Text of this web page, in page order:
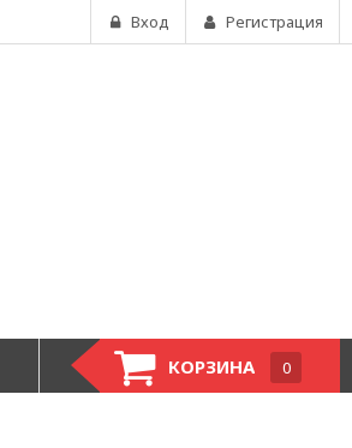
Вход Регистрация
КОРЗИНА 0